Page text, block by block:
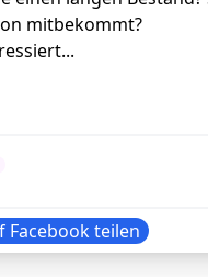
mitbekommt?
Facebook teilen